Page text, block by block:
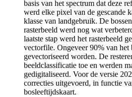
basis van het spectrum dat deze
werd elke pixel van de gescande
klasse van landgebruik. De
rasterbeeld werd nog wat
laatste stap werd het rasterbeeld
vectorfile. Ongeveer 90% van het
gevectoriseerd worden. De
beeldclassificatie toe en werden
gedigitaliseerd. Voor de versie
correcties uitgevoerd, in functie
bosleeftijdskaart.